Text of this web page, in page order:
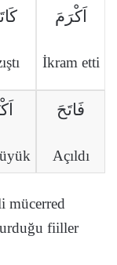
اَكْرَمَ
İkram etti
فَاتَحَ
Açıldı
mücerred
fiiller